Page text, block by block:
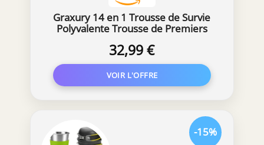
Graxury 14 en 1 Trousse de Survie
Polyvalente Trousse de Premiers
Le Camping, l'alpinisme, Les Pierres
Ignifuges (Couteau et Pince)
32,99 €
-15%